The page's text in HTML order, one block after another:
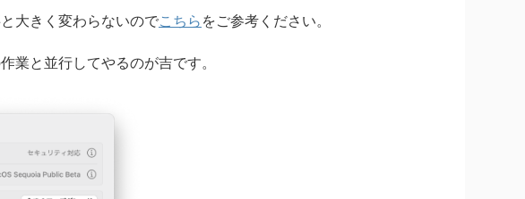
大きく変わらないのでこちら をご参考ください。
業と並行してやるのが吉です。